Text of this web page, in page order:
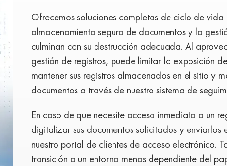
Ofrecemos soluciones completas de ciclo de
almacenamiento seguro de documentos y la
culminan con su destrucción adecuada. Al
gestión de registros, puede limitar la exposición
mantener sus registros almacenados en el sitio y
documentos a través de nuestro sistema de
En caso de que necesite acceso inmediato a un
digitalizar sus documentos solicitados y enviarlos
nuestro portal de clientes de acceso electrónico.
transición a un entorno menos dependiente del